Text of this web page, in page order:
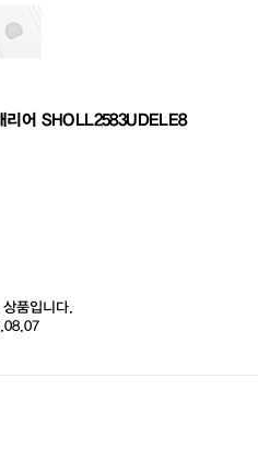
리어 SHOLL2583UDELE8
품입니다.